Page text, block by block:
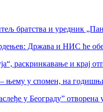
братства и уредник
Држава и НИС ће
раскринкавање и крај
њему у спомен, на
у Београду” отворена